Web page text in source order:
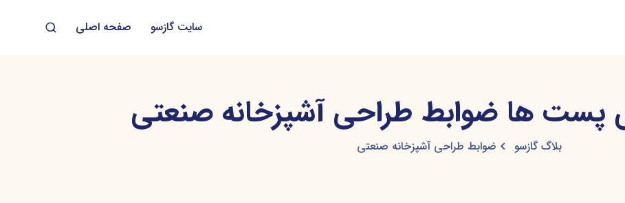
صفحه اصلی سایت گازسو
ها ضوابط طراحی آشپزخانه صنعتی
بلاگ گازسو ضوابط طراحی آشپزخانه صنعتی